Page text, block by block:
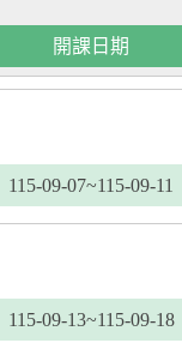
開課日期
115-09-07~115-09-11
115-09-13~115-09-18